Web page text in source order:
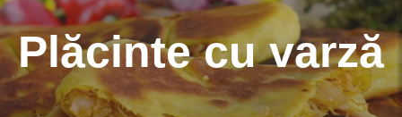
Plăcinte cu varză